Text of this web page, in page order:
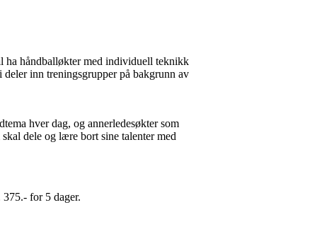
ha håndballøkter med individuell teknikk
inn treningsgrupper på bakgrunn av
hver dag, og annerledesøkter som
dele og lære bort sine talenter med
375.- for 5 dager.